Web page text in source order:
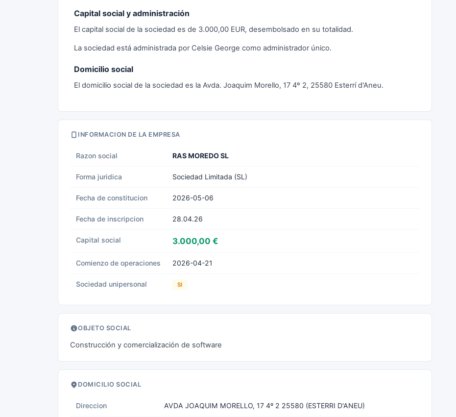
Capital social y administración
El capital social de la sociedad es de 3.000,00 EUR, desembolsado en su totalidad.
La sociedad está administrada por Celsie George como administrador único.
Domicilio social
El domicilio social de la sociedad es la Avda. Joaquim Morello, 17 4º 2, 25580 Esterrí d'Aneu.
INFORMACION DE LA EMPRESA
Razon social RAS MOREDO SL
Forma juridica Sociedad Limitada (SL)
Fecha de constitucion 2026-05-06
Fecha de inscripcion 28.04.26
Capital social 3.000,00 €
Comienzo de operaciones 2026-04-21
Sociedad unipersonal SI
OBJETO SOCIAL
Construcción y comercialización de software
DOMICILIO SOCIAL
Direccion AVDA JOAQUIM MORELLO, 17 4º 2 25580 (ESTERRI D'ANEU)